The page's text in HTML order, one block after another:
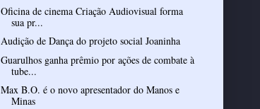
Oficina de cinema Criação Audiovisual forma
sua pr...
Audição de Dança do projeto social Joaninha‏
Guarulhos ganha prêmio por ações de combate à
tube...
Max B.O. é o novo apresentador do Manos e
Minas